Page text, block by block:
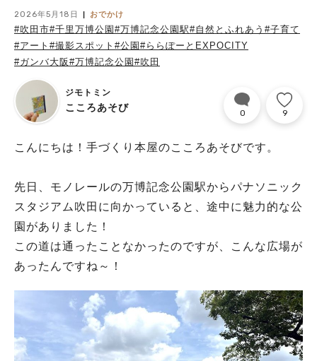
2026年5月18日 おでかけ
#吹田市#千里万博公園 #万博記念公園駅#自然とふれあう #子育て
#アート #撮影スポット #公園 #ららぽーとEXPOCITY
#ガンバ大阪 #万博記念公園 #吹田
ジモトミン
こころあそび 0 9
こんにちは！手づくり本屋のこころあそびです。
先日、モノレールの万博記念公園駅からパナソニック
スタジアム吹田に向かっていると、途中に魅力的な公
園がありました！
この道は通ったことなかったのですが、こんな広場が
あったんですね～！